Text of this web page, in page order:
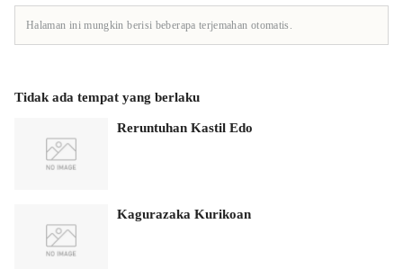
Halaman ini mungkin berisi beberapa terjemahan otomatis.
Tidak ada tempat yang berlaku
Reruntuhan Kastil Edo
Kagurazaka Kurikoan